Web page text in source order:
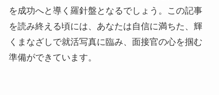
を成功へと導く羅針盤となるでしょう。この記事
を読み終える頃には、あなたは自信に満ちた、輝
くまなざしで就活写真に臨み、面接官の心を掴む
準備ができています。